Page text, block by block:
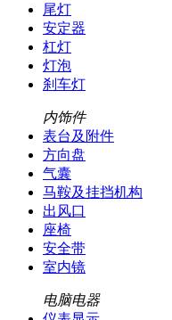
尾灯
安定器
杠灯
灯泡
刹车灯
内饰件
表台及附件
方向盘
气囊
马鞍及挂挡机构
出风口
座椅
安全带
室内镜
电脑电器